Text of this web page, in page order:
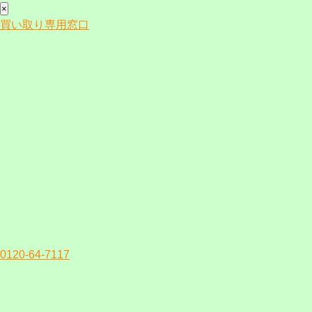
×
買い取り専用窓口
0120-64-7117